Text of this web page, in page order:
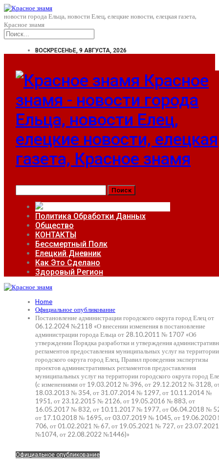
новости города Ельца, новости Елец, елецкие новости, елецкая газета,
Красное знамя
ВОСКРЕСЕНЬЕ, 9 АВГУСТА, 2026
Красное
знамя - новости города
Ельца, новости Елец,
елецкие новости, елецкая
газета, Красное знамя
Политика Обработки Данных
Общество
КОНТАКТЫ
Бессмертный Полк
Елецкий Дневник
Как Это Сделано
Здоровый Регион
Home
Официальное опубликование
Постановление администрации городского округа город Елец от
06.12.2024 №2118 «О внесении изменения в постановление
администрации города Ельца от 28.10.2011 № 1707 «Об
утверждении Порядка разработки и утверждения
регламентов предоставления муниципальных услуг на территории
городского округа город Елец, Правил проведения экспертизы
проектов административных регламентов предоставления
муниципальных услуг на территории городского округа город
(с изменениями от 19.03.2012 № 396, от 29.12.2012 № 3128,
18.03.2013 № 354, от 31.07.2014 № 1297, от 10.11.2014 №
1951, от 23.12.2015 № 2126, от 19.05.2016 № 883, от
16.05.2017 № 832, от 10.11.2017 № 1977, от 06.04.2018 №
от 17.10.2018 № 1695, от 03.07.2019 № 1045, от 19.06.2020
706, от 01.02.2021 № 67, от 19.05.2021 № 727, от 23.07.2021
№1074, от 22.08.2022 №1446)»
Официальное опубликование